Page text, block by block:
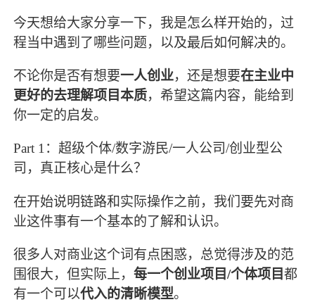
今天想给大家分享一下，我是怎么样开始的，过
程当中遇到了哪些问题，以及最后如何解决的。
不论你是否有想要一人创业，还是想要在主业中
更好的去理解项目本质，希望这篇内容，能给到
你一定的启发。
Part 1：超级个体/数字游民/一人公司/创业型公
司，真正核心是什么？
在开始说明链路和实际操作之前，我们要先对商
业这件事有一个基本的了解和认识。
很多人对商业这个词有点困惑，总觉得涉及的范
围很大，但实际上，每一个创业项目/个体项目都
有一个可以代入的清晰模型。